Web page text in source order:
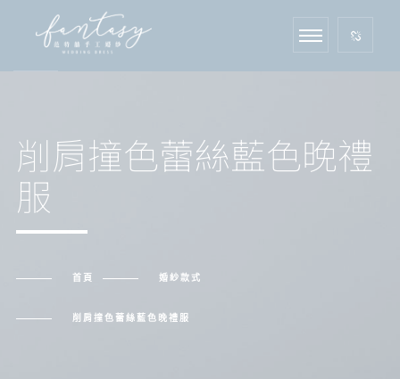
削肩撞色蕾絲藍色晚禮
服
首頁 婚紗款式
削肩撞色蕾絲藍色晚禮服